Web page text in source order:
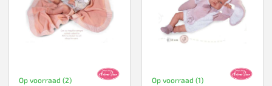
Op voorraad (2) Op voorraad (1)